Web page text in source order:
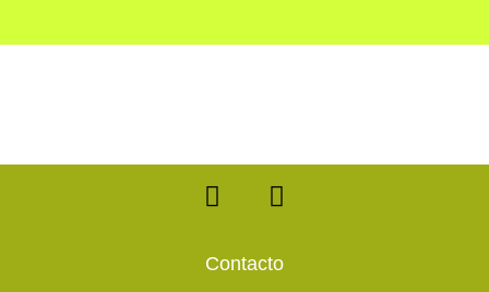
F
a
e
T
w
t
Contacto